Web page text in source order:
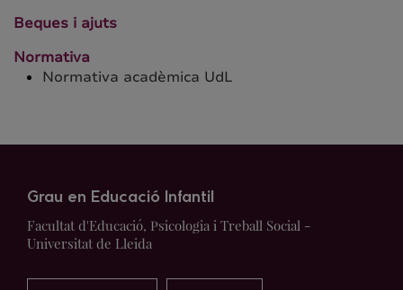
Beques i ajuts
Normativa
Normativa acadèmica UdL
Grau en Educació Infantil
Facultat d'Educació, Psicologia i Treball Social -
Universitat de Lleida